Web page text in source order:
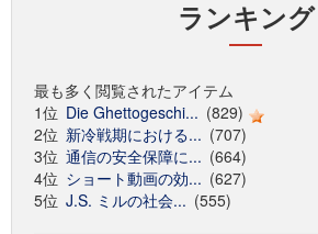
ランキング
最も多く閲覧されたアイテム
1位 Die Ghettogeschi... (829)
2位 新冷戦期における... (707)
3位 通信の安全保障に... (664)
4位 ショート動画の効... (627)
5位 J.S. ミルの社会... (555)